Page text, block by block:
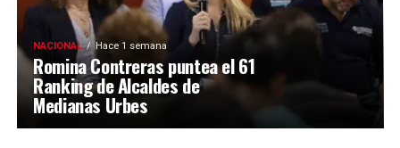
NACIONAL Hace 1 semana
Romina Contreras puntea el 61
Ranking de Alcaldes de
Medianas Urbes